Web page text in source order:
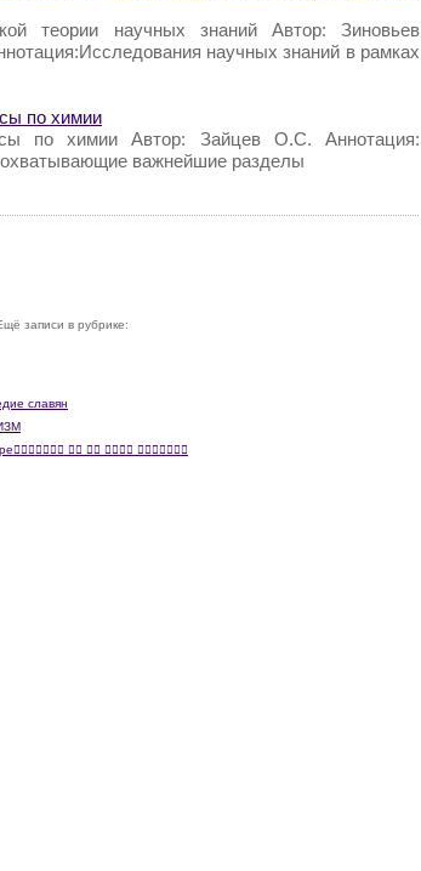
теории научных знаний Автор: Зиновьев
научных знаний в рамках
по химии
по химии Автор: Зайцев О.С. Аннотация:
важнейшие разделы
записи в рубрике:
славян
     